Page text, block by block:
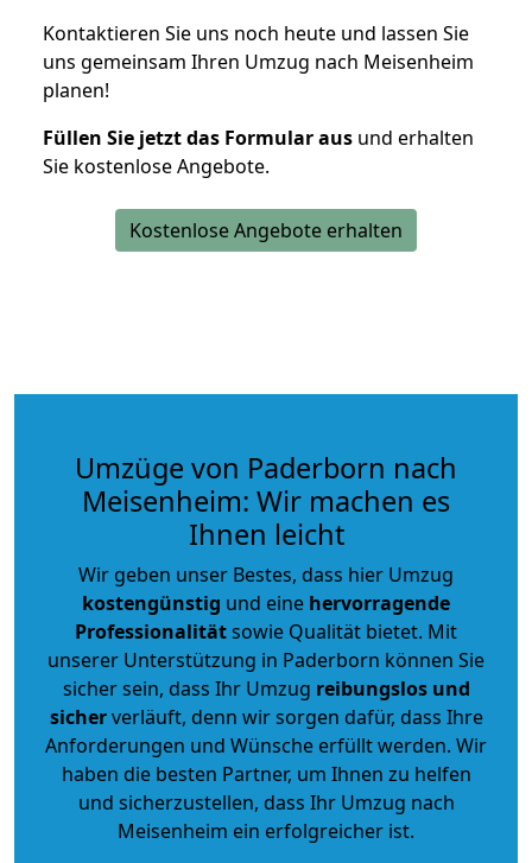
Kontaktieren Sie uns noch heute und lassen Sie
uns gemeinsam Ihren Umzug nach Meisenheim
planen!
Füllen Sie jetzt das Formular aus und erhalten
Sie kostenlose Angebote.
Kostenlose Angebote erhalten
Umzüge von Paderborn nach
Meisenheim: Wir machen es
Ihnen leicht
Wir geben unser Bestes, dass hier Umzug
kostengünstig und eine hervorragende
Professionalitätsowie Qualität bietet. Mit
unserer Unterstützung in Paderborn können Sie
sicher sein, dass Ihr Umzug reibungslos und
sicherverläuft, denn wir sorgen dafür, dass Ihre
Anforderungen und Wünsche erfüllt werden. Wir
haben die besten Partner, um Ihnen zu helfen
und sicherzustellen, dass Ihr Umzug nach
Meisenheim ein erfolgreicher ist.